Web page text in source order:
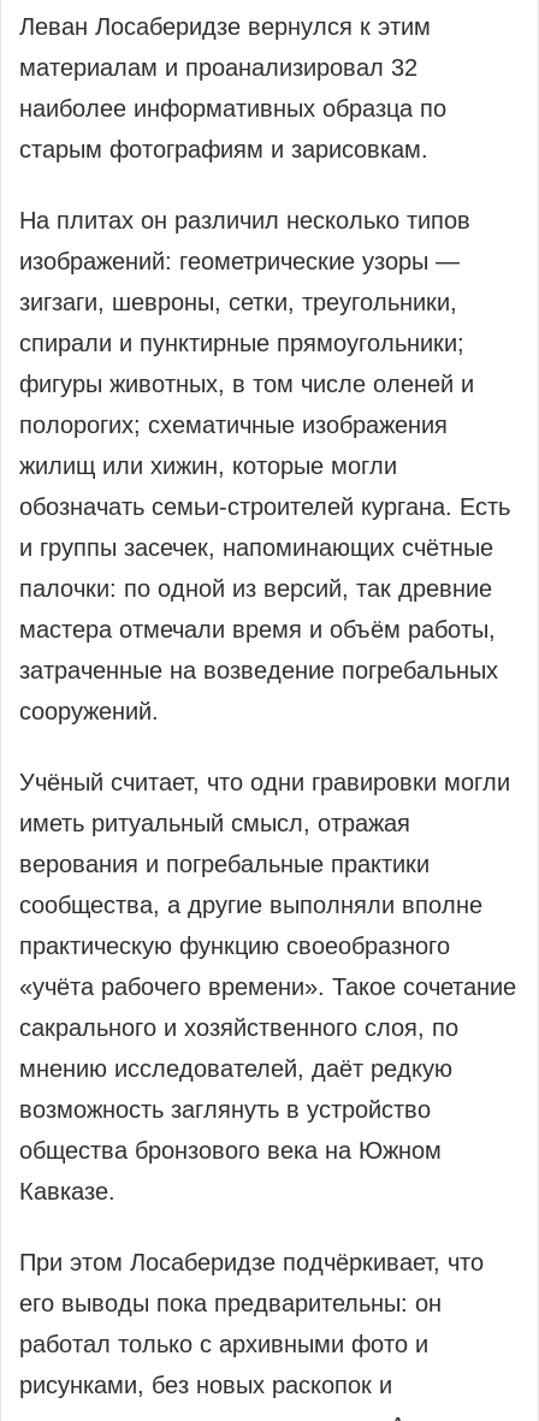
Леван Лосаберидзе вернулся к этим
материалам и проанализировал 32
наиболее информативных образца по
старым фотографиям и зарисовкам.
На плитах он различил несколько типов
изображений: геометрические узоры —
зигзаги, шевроны, сетки, треугольники,
спирали и пунктирные прямоугольники;
фигуры животных, в том числе оленей и
полорогих; схематичные изображения
жилищ или хижин, которые могли
обозначать семьи‑строителей кургана. Есть
и группы засечек, напоминающих счётные
палочки: по одной из версий, так древние
мастера отмечали время и объём работы,
затраченные на возведение погребальных
сооружений.
Учёный считает, что одни гравировки могли
иметь ритуальный смысл, отражая
верования и погребальные практики
сообщества, а другие выполняли вполне
практическую функцию своеобразного
«учёта рабочего времени». Такое сочетание
сакрального и хозяйственного слоя, по
мнению исследователей, даёт редкую
возможность заглянуть в устройство
общества бронзового века на Южном
Кавказе.
При этом Лосаберидзе подчёркивает, что
его выводы пока предварительны: он
работал только с архивными фото и
рисунками, без новых раскопок и